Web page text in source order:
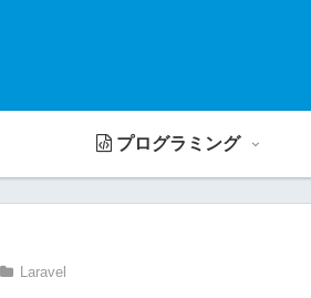
プログラミング
Laravel